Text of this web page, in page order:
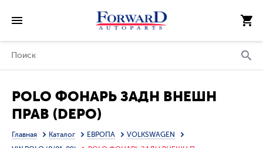
POLO ФОНАРЬ ЗАДН ВНЕШН
ПРАВ (DEPO)
Главная Каталог ЕВРОПА
VOLKSWAGEN